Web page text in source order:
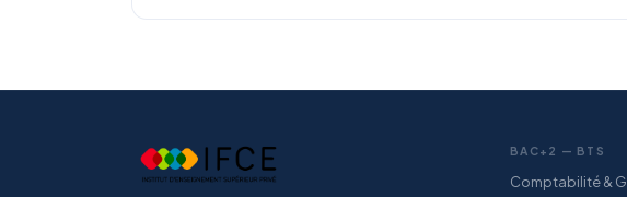
BAC+2 — BTS
Comptabilité &